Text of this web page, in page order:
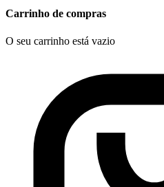
Carrinho de compras
O seu carrinho está vazio